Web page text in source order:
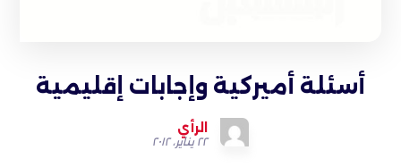
أسئلة أميركية وإجابات إقليمية
الرأي
٢٢ يناير، ٢٠١٢